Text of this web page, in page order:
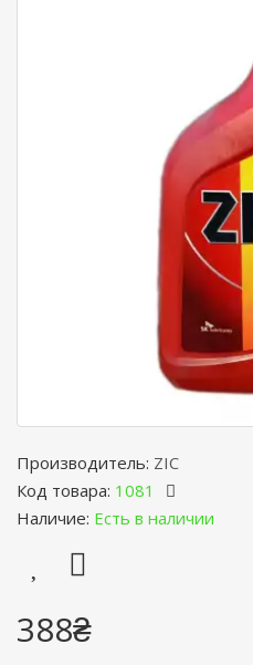
Производитель: ZIC
Код товара: 1081
Наличие: Есть в наличии
388₴